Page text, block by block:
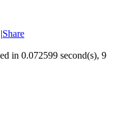
|Share
in 0.072599 second(s), 9